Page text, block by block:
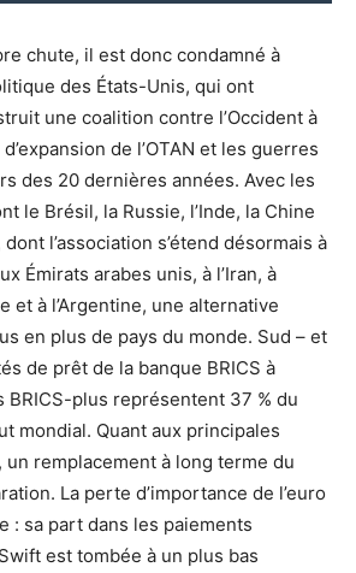
chute, il est donc condamné à
des États-Unis, qui ont
une coalition contre l’Occident à
de l’OTAN et les guerres
des 20 dernières années. Avec les
le Brésil, la Russie, l’Inde, la Chine
l’association s’étend désormais à
Émirats arabes unis, à l’Iran, à
et à l’Argentine, une alternative
en plus de pays du monde. Sud – et
de prêt de la banque BRICS à
BRICS-plus représentent 37 % du
mondial. Quant aux principales
remplacement à long terme du
La perte d’importance de l’euro
: sa part dans les paiements
est tombée à un plus bas